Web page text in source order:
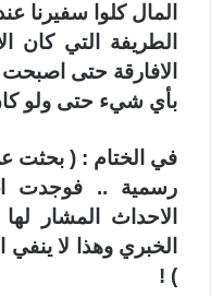
المال كلوا سفيرنا
الطريفة التي كان
الافارقة حتى اصبحت
بأي شيء حتى ولو كان
في الختام : ( بحثت
رسمية .. فوجدت
الاحداث المشار
الخبري وهذا لا
) !